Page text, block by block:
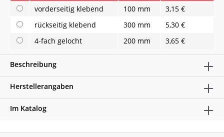
vorderseitig klebend
100 mm
3,15 €
rückseitig klebend
300 mm
5,30 €
4-fach gelocht
200 mm 3,65 €
Beschreibung
Herstellerangaben
Im Katalog